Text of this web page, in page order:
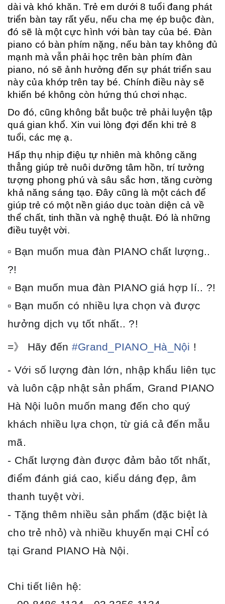
dài và khó khăn. Trẻ em dưới 8 tuổi đang phát
triển bàn tay rất yếu, nếu cha mẹ ép buộc đàn,
đó sẽ là một cực hình với bàn tay của bé. Đàn
piano có bàn phím nặng, nếu bàn tay không đủ
mạnh mà vẫn phải học trên bàn phím đàn
piano, nó sẽ ảnh hưởng đến sự phát triển sau
này của khớp trên tay bé. Chính điều này sẽ
khiến bé không còn hứng thú chơi nhạc.
Do đó, cũng không bắt buộc trẻ phải luyện tập
quá gian khổ. Xin vui lòng đợi đến khi trẻ 8
tuổi, các mẹ ạ.
Hấp thụ nhịp điệu tự nhiên mà không căng
thẳng giúp trẻ nuôi dưỡng tâm hồn, trí tưởng
tượng phong phú và sâu sắc hơn, tăng cường
khả năng sáng tạo. Đây cũng là một cách để
giúp trẻ có một nền giáo dục toàn diện cả về
thể chất, tinh thần và nghệ thuật. Đó là những
điều tuyệt vời.
▫ Bạn muốn mua đàn PIANO chất lượng..
?!
▫ Bạn muốn mua đàn PIANO giá hợp lí.. ?!
▫ Bạn muốn có nhiều lựa chọn và được
hưởng dịch vụ tốt nhất.. ?!
=》 Hãy đến #Grand_PIANO_Hà_Nội !
- Với số lượng đàn lớn, nhập khẩu liên tục
và luôn cập nhật sản phẩm, Grand PIANO
Hà Nội luôn muốn mang đến cho quý
khách nhiều lựa chọn, từ giá cả đến mẫu
mã.
- Chất lượng đàn được đảm bảo tốt nhất,
điểm đánh giá cao, kiểu dáng đẹp, âm
thanh tuyệt vời.
- Tặng thêm nhiều sản phẩm (đặc biệt là
cho trẻ nhỏ) và nhiều khuyến mại CHỈ có
tại Grand PIANO Hà Nội.
Chi tiết liên hệ: